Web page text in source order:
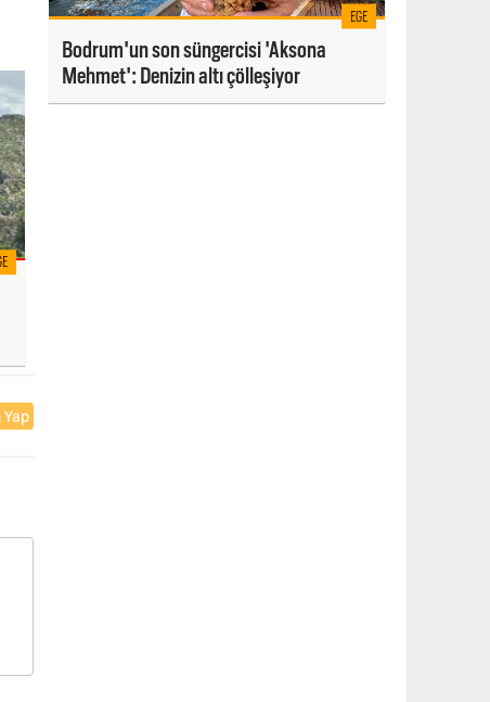
Yap
EGE
Bodrum'un son süngercisi 'Aksona
Mehmet': Denizin altı çölleşiyor